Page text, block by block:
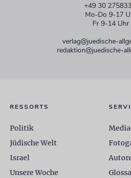
+49 30
Mo-Do 9-17
Fr 9-14 Uhr
verlag@juedische-
redaktion@juedische-
RESSORTS
Politik
Jüdische Welt
Israel
Unsere Woche